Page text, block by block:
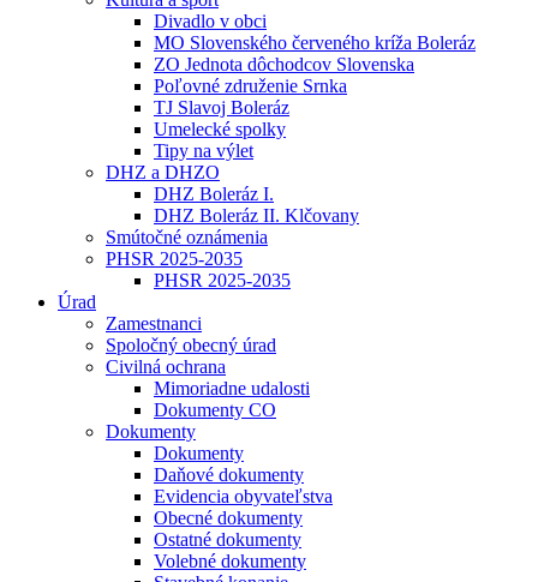
Divadlo v obci
MO Slovenského červeného kríža Boleráz
ZO Jednota dôchodcov Slovenska
Poľovné združenie Srnka
TJ Slavoj Boleráz
Umelecké spolky
Tipy na výlet
DHZ a DHZO
DHZ Boleráz I.
DHZ Boleráz II. Klčovany
Smútočné oznámenia
PHSR 2025-2035
PHSR 2025-2035
Úrad
Zamestnanci
Spoločný obecný úrad
Civilná ochrana
Mimoriadne udalosti
Dokumenty CO
Dokumenty
Dokumenty
Daňové dokumenty
Evidencia obyvateľstva
Obecné dokumenty
Ostatné dokumenty
Volebné dokumenty